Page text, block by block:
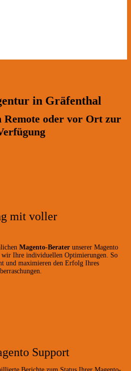
in Gräfenthal
Remote oder vor Ort zur
mit voller
Magento-Berater unserer Magento
Ihre individuellen Optimierungen. So
und maximieren den Erfolg Ihres
Support